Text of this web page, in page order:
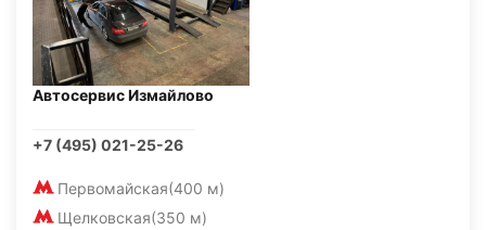
Автосервис Измайлово
+7 (495) 021-25-26
Первомайская(400 м)
Щелковская(350 м)